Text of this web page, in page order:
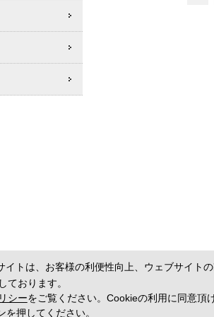
COPYRIGHT ©
イトは、お客様の利便性向上、ウェブサイト
ております。
シーをご覧ください。Cookieの利用に同意頂
を押してください。